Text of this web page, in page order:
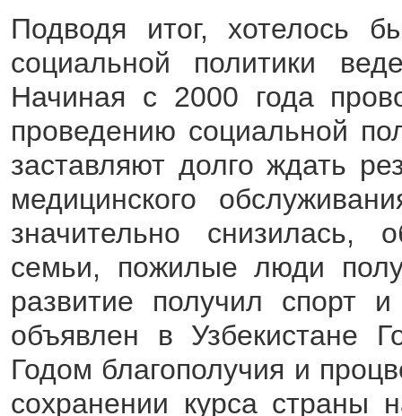
Подводя итог, хотелось
социальной политики
Начиная с 2000 года
проведению социальной
заставляют долго ждать
медицинского
значительно снизилась,
семьи, пожилые люди
развитие получил
объявлен в Узбекистане
Годом благополучия и
сохранении курса страны